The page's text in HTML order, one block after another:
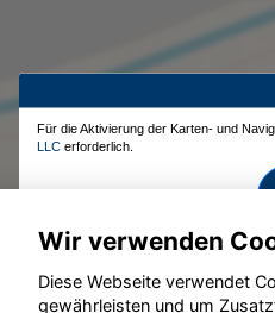
Für die Aktivierung der Karten- und
LLC erforderlich.
Wir verwenden
Diese Webseite verwendet
gewährleisten und um